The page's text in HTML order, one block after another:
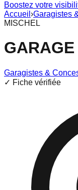
Boostez votre
Accueil ›Garagistes
MISCHEL
Garagistes &
✓ Fiche vérifiée